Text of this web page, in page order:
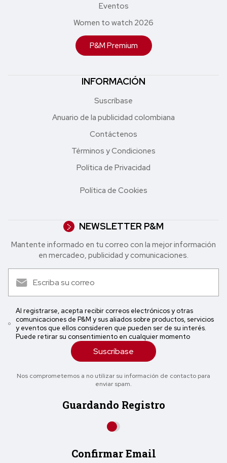
Eventos
Women to watch 2026
P&M Premium
INFORMACIÓN
Suscríbase
Anuario de la publicidad colombiana
Contáctenos
Términos y Condiciones
Política de Privacidad
Política de Cookies
NEWSLETTER P&M
Mantente informado en tu correo con la mejor in formación
en mercadeo, publicidad y comunicaciones.
Al registrarse, acepta recibir correos electrónicos y otras
comunicaciones de P&M y sus aliados sobre productos, servicios
y eventos que ellos consideren que pueden ser de su interés.
Puede retirar su consentimiento en cualquier momento
Suscríbase
Nos comprometemos a no utilizar su información de contacto para
enviar spam.
Guardando Registro
Confirmar Email